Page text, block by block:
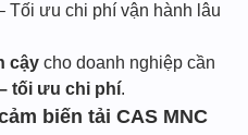
Tối ưu chi phí vận hành lâu
cậy cho doanh nghiệp cần
tối ưu chi phí.​
biến tải CAS MNC